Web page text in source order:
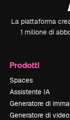
La piattaforma
1 milione di
Prodotti
Spaces
Assistente IA
Generatore di
Generatore di